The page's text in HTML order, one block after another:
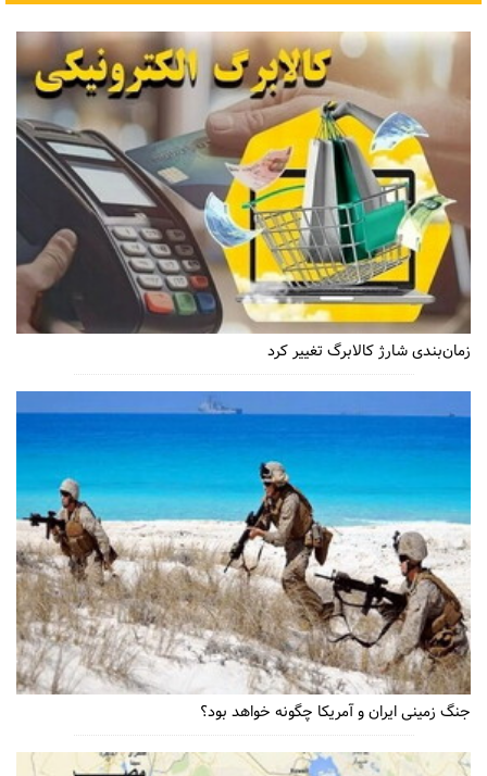
زمان‌بندی شارژ کالابرگ تغییر کرد
جنگ زمینی ایران و آمریکا چگونه خواهد بود؟